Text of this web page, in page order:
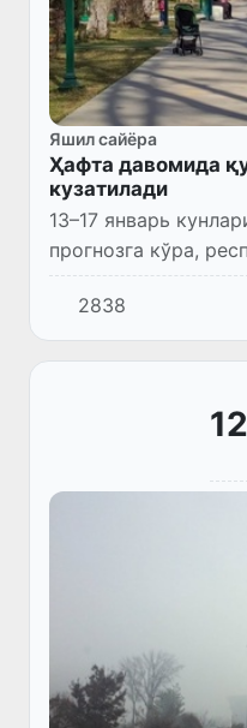
Яшил сайёра
Ҳафта давомида
кузатилади
13–17 январь
прогнозга кўра,
кузатилмайди.
2838
12